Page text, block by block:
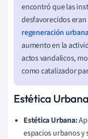
encontró que las
desfavorecidos
regeneración
aumento en la
actos vandalicos,
como catalizador
Estética
Estética Urbana:
espacios urbanos y